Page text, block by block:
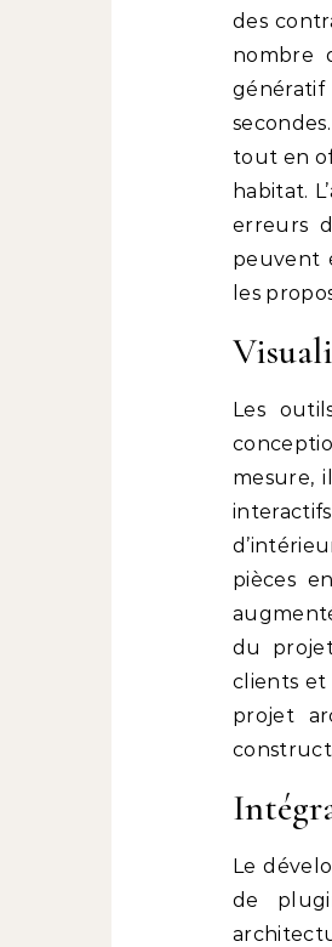
des
nombre
tout en
habitat.
erreurs
peuvent
les
Les
mesure,
pièces
du
clients et
projet
Le
de